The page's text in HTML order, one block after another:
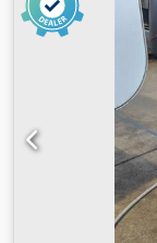
700 mm Visina:
Rastojanje
mm Prečnik
bušenja: 6/8 (u
Upravljački
Rjck Robusni,
ergonomski
podesiv,
Besprekorno
rotacionog